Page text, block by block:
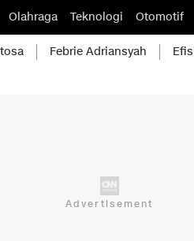
Olahraga Teknologi Otomotif
Febrie Adriansyah